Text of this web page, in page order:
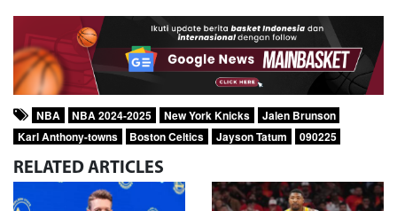
NBA NBA 2024-2025 New York Knicks
Jalen Brunson
Karl Anthony-towns
Boston Celtics Jayson Tatum 090225
RELATED ARTICLES